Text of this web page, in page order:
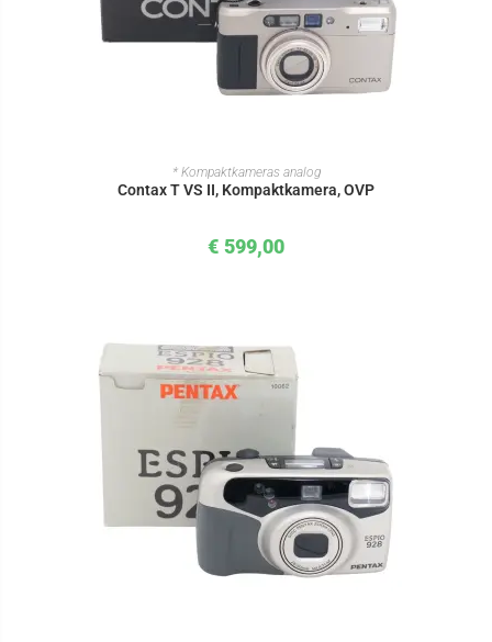
IN DEN WARENKORB
* Kompaktkameras analog
Contax T VS II, Kompaktkamera, OVP
€ 599,00